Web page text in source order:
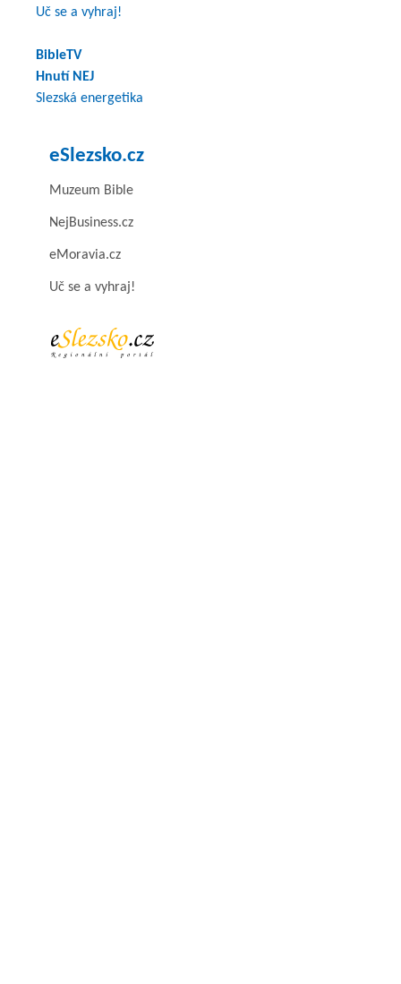
Uč se a vyhraj!
BibleTV
Hnutí NEJ
Slezská energetika
eSlezsko.cz
Muzeum Bible
NejBusiness.cz
eMoravia.cz
Uč se a vyhraj!